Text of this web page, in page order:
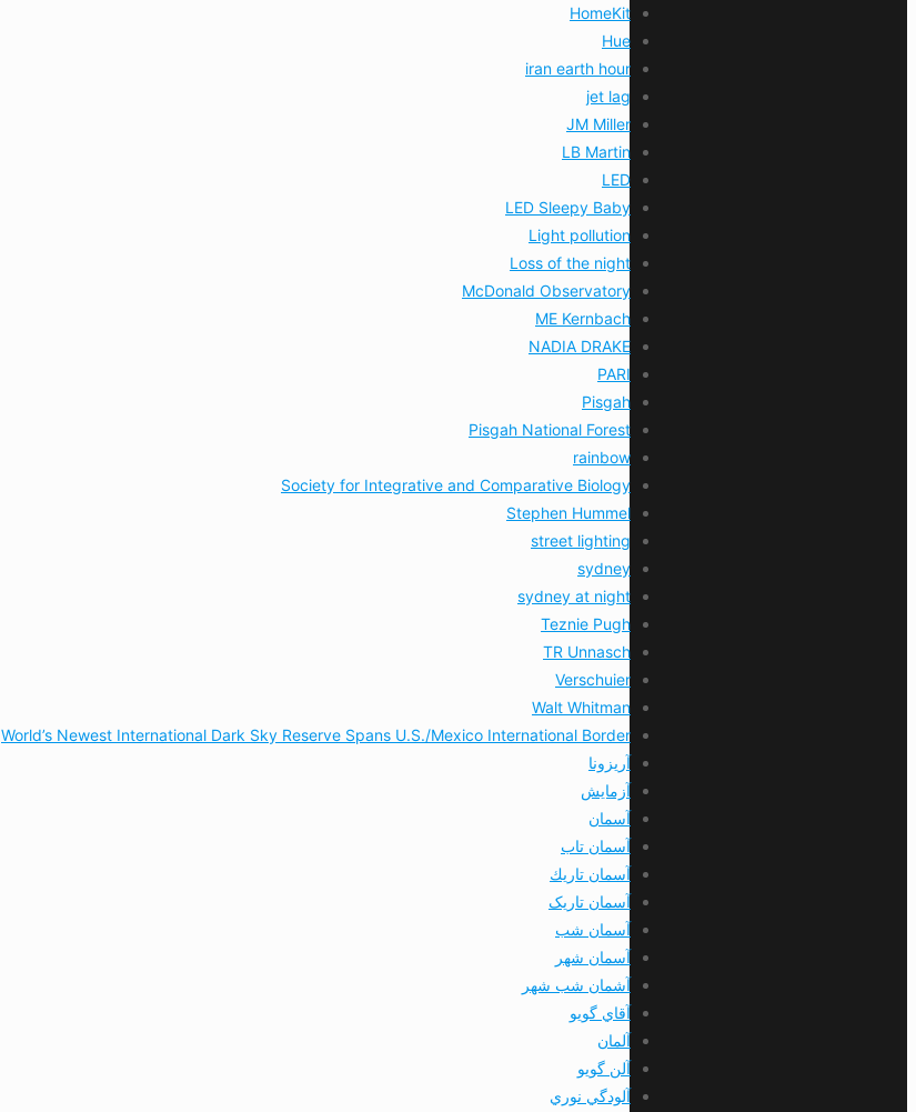
HomeKit
Hue
iran earth hour
jet lag
JM Miller
LB Martin
LED
LED Sleepy Baby
Light pollution
Loss of the night
McDonald Observatory
ME Kernbach
NADIA DRAKE
PARI
Pisgah
Pisgah National Forest
rainbow
Society for Integrative and Comparative Biology
Stephen Hummel
street lighting
sydney
sydney at night
Teznie Pugh
TR Unnasch
Verschuier
Walt Whitman
World’s Newest International Dark Sky Reserve Spans U.S./Mexico International Border
آریزونا
آزمایش
آسمان
آسمان تاب
آسمان تاريك
آسمان تاریک
آسمان شب
آسمان شهر
آشمان شب شهر
آقاي گويو
آلمان
آلن گويو
آلودگي نوري